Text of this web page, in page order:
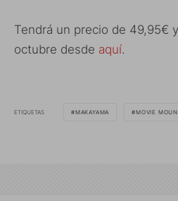
Tendrá un precio de 49,95€
octubre desde aquí.
ETIQUETAS MAKAYAMA MOVIE